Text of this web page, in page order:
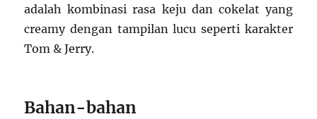
adalah kombinasi rasa keju dan cokelat yang
creamy dengan tampilan lucu seperti karakter
Tom & Jerry.
Bahan-bahan